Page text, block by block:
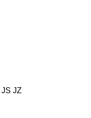
JS JZ